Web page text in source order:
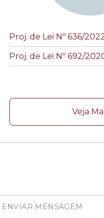
Proj. de Lei Nº 636/
Proj. de Lei Nº 692/
Veja
ENVIAR MENSAGEM